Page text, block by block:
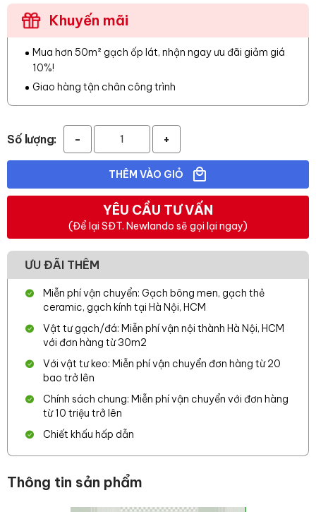
Khuyến mãi
Mua hơn 50m² gạch ốp lát, nhận ngay ưu đãi giảm giá
10%!
Giao hàng tận chân công trình
Số lượng: - +
THÊM VÀO GIỎ
YÊU CẦU TƯ VẤN
(Để lại SĐT. Newlando sẽ gọi lại ngay)
ƯU ĐÃI THÊM
Miễn phí vận chuyển: Gạch bông men, gạch thẻ
ceramic, gạch kính tại Hà Nội, HCM
Vật tư gạch/đá: Miễn phí vận nội thành Hà Nội, HCM
với đơn hàng từ 30m2
Với vật tư keo: Miễn phí vận chuyển đơn hàng từ 20
bao trở lên
Chính sách chung: Miễn phí vận chuyển với đơn hàng
từ 10 triệu trở lên
Chiết khấu hấp dẫn
Thông tin sản phẩm